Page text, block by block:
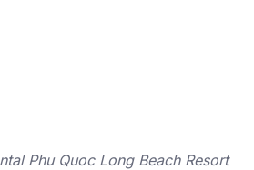
Phu Quoc Long Beach Resort